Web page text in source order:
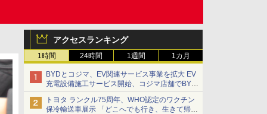
アクセスランキング
1時間 24時間 1週間 1カ月
BYDとコジマ、EV関連サービス事業を拡大 EV
充電設備施工サービス開始、コジマ店舗でBYD
車の展示・試乗イベントを強化
トヨタ ランクル75周年、WHO認定のワクチン
保冷輸送車展示 「どこへでも行き、生きて帰っ